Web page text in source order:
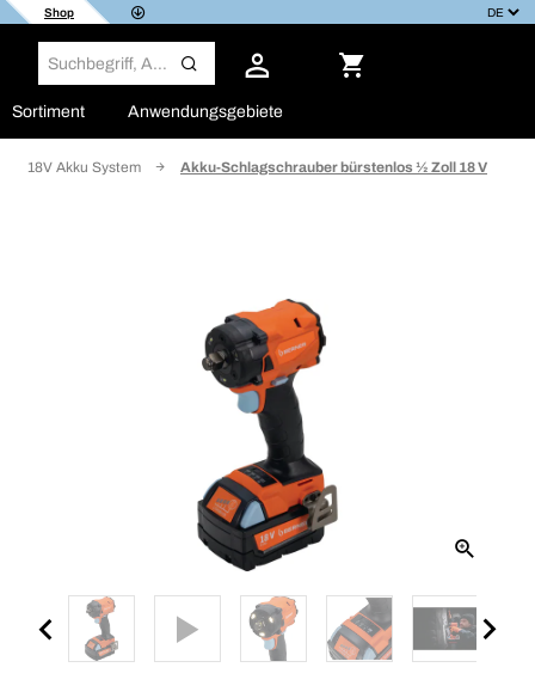
Shop
Sortiment Anwendungsgebiete
18V Akku System Akku-Schlagschrauber bürstenlos ½ Zoll 18 V